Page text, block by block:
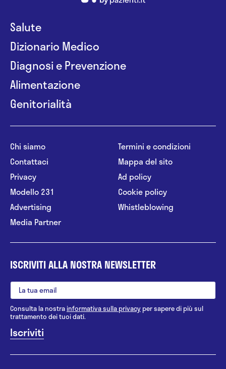
Salute
Dizionario Medico
Diagnosi e Prevenzione
Alimentazione
Genitorialità
Chi siamo
Contattaci
Privacy
Modello 231
Advertising
Media Partner
Termini e condizioni
Mappa del sito
Ad policy
Cookie policy
Whistleblowing
ISCRIVITI ALLA NOSTRA NEWSLETTER
Consulta la nostrainformativa sulla privacy per sapere di più sul
trattamento dei tuoi dati.